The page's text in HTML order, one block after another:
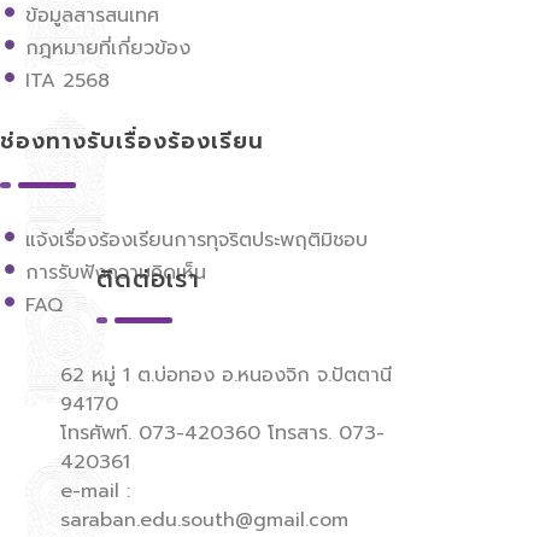
ข้อมูลสารสนเทศ
กฎหมายที่เกี่ยวข้อง
ITA 2568
ช่องทางรับเรื่องร้องเรียน
แจ้งเรื่องร้องเรียนการทุจริตประพฤติมิชอบ
การรับฟังความคิดเห็น
FAQ
ติดต่อเรา
62 หมู่ 1 ต.บ่อทอง อ.หนองจิก จ.ปัตตานี
94170
โทรศัพท์. 073-420360 โทรสาร. 073-
420361
e-mail :
saraban.edu.south@gmail.com